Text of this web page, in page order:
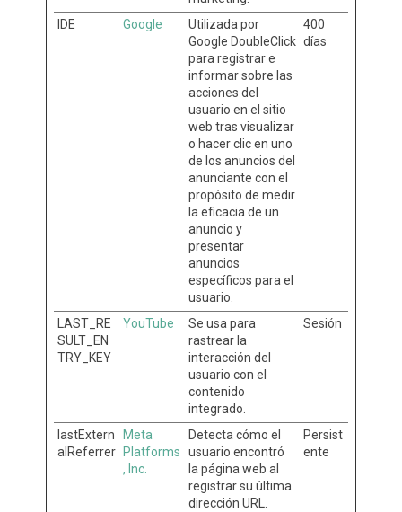
IDE Google
Utilizada por
Google DoubleClick
para registrar e
informar sobre las
acciones del
usuario en el sitio
web tras visualizar
o hacer clic en uno
de los anuncios del
anunciante con el
propósito de medir
la eficacia de un
anuncio y
presentar
anuncios
específicos para el
usuario.
400
días
LAST_RE
SULT_EN
TRY_KEY
YouTube
Se usa para
rastrear la
interacción del
usuario con el
contenido
integrado.
Sesión
lastExtern
alReferrer
Meta
Platforms
, Inc.
Detecta cómo el
usuario encontró
la página web al
registrar su última
dirección URL.
Persist
ente